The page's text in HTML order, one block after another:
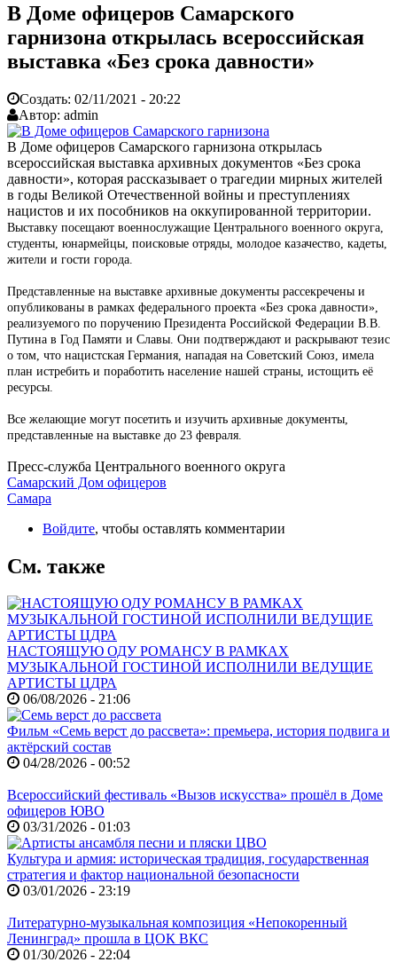
В Доме офицеров Самарского
гарнизона открылась всероссийская
выставка «Без срока давности»
Создать: 02/11/2021 - 20:22
Автор: admin
В Доме офицеров Самарского гарнизона открылась
всероссийская выставка архивных документов «Без срока
давности», которая рассказывает о трагедии мирных жителей
в годы Великой Отечественной войны и преступлениях
нацистов и их пособников на оккупированной территории.
Выставку посещают военнослужащие Центрального военного округа,
студенты, юнармейцы, поисковые отряды, молодое казачество, кадеты,
жители и гости города.
Представленные на выставке архивные документы рассекречены и
опубликованы в рамках федерального проекта «Без срока давности»,
реализуемого по поручению Президента Российской Федерации В.В.
Путина в Год Памяти и Славы. Они подтверждают и раскрывают тезис
о том, что нацистская Германия, нападая на Советский Союз, имела
план истребить и поработить население нашей страны, истощить её
ресурсы.
Все желающие могут посетить и изучить архивные документы,
представленные на выставке до 23 февраля.
Пресс-служба Центрального военного округа
Самарский Дом офицеров
Самара
Войдите, чтобы оставлять комментарии
См. также
НАСТОЯЩУЮ ОДУ РОМАНСУ В РАМКАХ
МУЗЫКАЛЬНОЙ ГОСТИНОЙ ИСПОЛНИЛИ ВЕДУЩИЕ
АРТИСТЫ ЦДРА
06/08/2026 - 21:06
Фильм «Семь верст до рассвета»: премьера, история подвига и
актёрский состав
04/28/2026 - 00:52
Всероссийский фестиваль «Вызов искусства» прошёл в Доме
офицеров ЮВО
03/31/2026 - 01:03
Культура и армия: историческая традиция, государственная
стратегия и фактор национальной безопасности
03/01/2026 - 23:19
Литературно-музыкальная композиция «Непокоренный
Ленинград» прошла в ЦОК ВКС
01/30/2026 - 22:04